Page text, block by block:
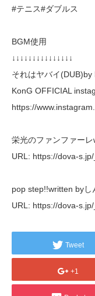
#テニス#ダブルス
BGM使用
↓↓↓↓↓↓↓↓↓↓↓↓↓↓↓
それはヤバイ(DUB)by
KonG OFFICIAL
https://
栄光のファンファー
URL: https://dova-
pop step!!written byし
URL: https://dova-
Tweet
+1